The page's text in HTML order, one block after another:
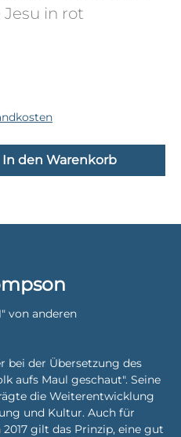
in rot
den
In den Warenkorb
von anderen
bei der Übersetzung des
aufs Maul geschaut". Seine
die Weiterentwicklung
und Kultur. Auch für
gilt das Prinzip, eine gut